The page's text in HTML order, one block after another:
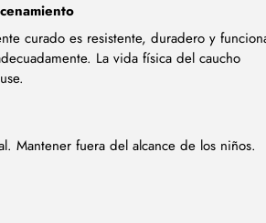
curado es resistente, duradero y
La vida física del caucho
Mantener fuera del alcance de los niños.